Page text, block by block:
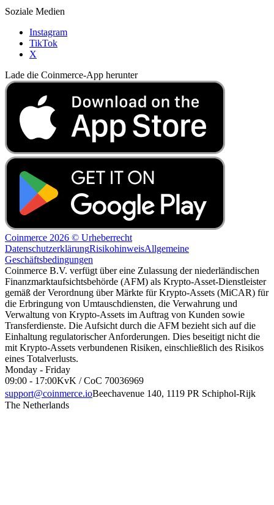
Soziale Medien
Instagram
TikTok
X
Lade die Coinmerce-App herunter
Coinmerce 2026 © Urheberrecht
DatenschutzerklärungRisikohinweisAllgemeine
Geschäftsbedingungen
Coinmerce B.V. verfügt über eine Zulassung der niederländischen
Finanzmarktaufsichtsbehörde (AFM) als Krypto-Asset-Dienstleister
gemäß der Verordnung über Märkte für Krypto-Assets (MiCAR) für
die Erbringung von Umtauschdiensten, die Verwahrung und
Verwaltung von Krypto-Assets im Auftrag von Kunden sowie
Transferdienste. Die Aufsicht durch die AFM bezieht sich auf die
Einhaltung regulatorischer Anforderungen. Dies beseitigt nicht die
mit Krypto-Assets verbundenen Risiken, einschließlich des Risikos
eines Totalverlusts.
Monday - Friday
09:00 - 17:00KvK / CoC 70036969
support@coinmerce.ioBeechavenue 140, 1119 PR Schiphol-Rijk
The Netherlands